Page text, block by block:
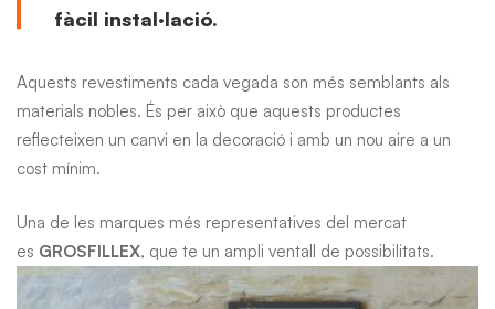
fàcil instal·lació.
Aquests revestiments cada vegada son més semblants als
materials nobles. És per això que aquests productes
reflecteixen un canvi en la decoració i amb un nou aire a un
cost mínim.
Una de les marques més representatives del mercat
es GROSFILLEX, que te un ampli ventall de possibilitats.